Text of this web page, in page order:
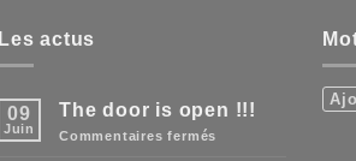
Les actus
09
Juin
The door is open !!!
Commentaires fermés